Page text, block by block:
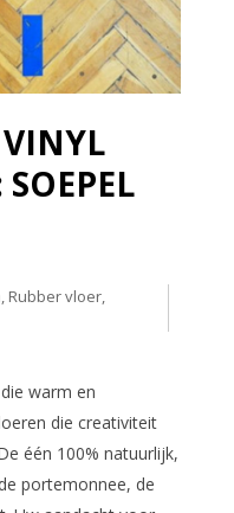
Rubber vloer
warm en
die creativiteit
één 100% natuurlijk,
portemonnee, de